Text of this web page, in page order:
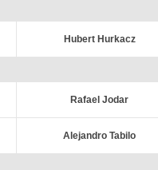
Hubert Hurkacz
Rafael Jodar
Alejandro Tabilo